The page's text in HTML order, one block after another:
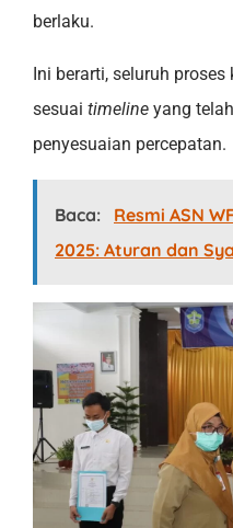
berlaku.
Ini berarti, seluruh
sesuai timeline yang
penyesuaian percepatan.
Baca:
Resmi ASN
2025: Aturan dan